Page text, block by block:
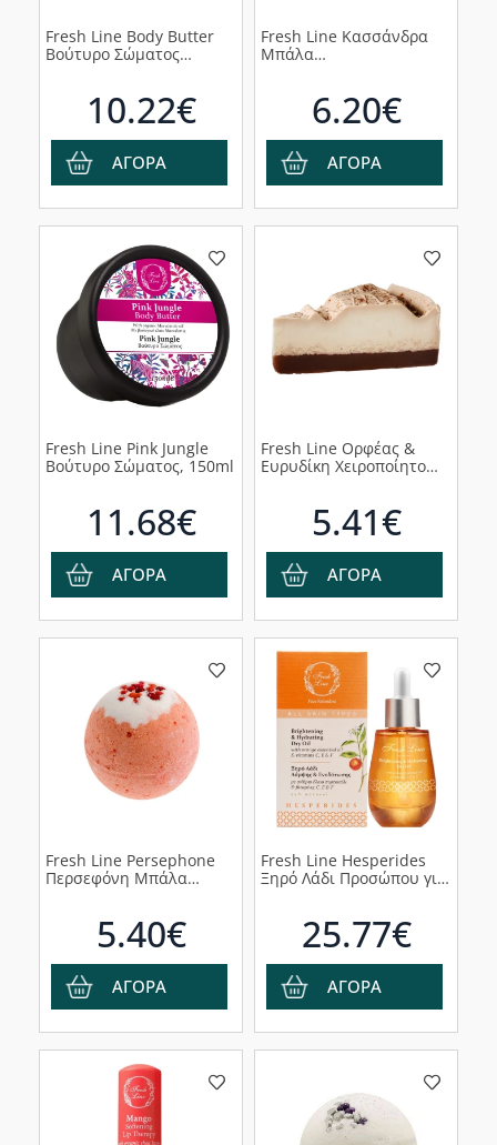
Fresh Line Body Butter
Βούτυρο Σώματος
10.22€
ΑΓΟΡΑ
Fresh Line Κασσάνδρα
Μπάλα
6.20€
ΑΓΟΡΑ
Fresh Line Pink Jungle
Βούτυρο Σώματος, 150ml
11.68€
ΑΓΟΡΑ
Fresh Line Ορφέας &
Ευρυδίκη Χειροποίητο
5.41€
ΑΓΟΡΑ
Fresh Line Persephone
Περσεφόνη Μπάλα
5.40€
ΑΓΟΡΑ
Fresh Line Hesperides
Ξηρό Λάδι Προσώπου για
25.77€
ΑΓΟΡΑ